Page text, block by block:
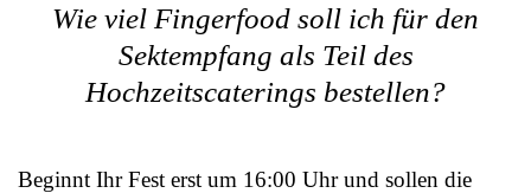
Wie viel Fingerfood soll ich für den
Sektempfang als Teil des
Hochzeitscaterings bestellen?
Beginnt Ihr Fest erst um 16:00 Uhr und sollen die